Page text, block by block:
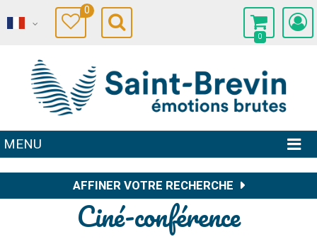
0
0
MENU
AFFINER VOTRE RECHERCHE
Ciné-conférence